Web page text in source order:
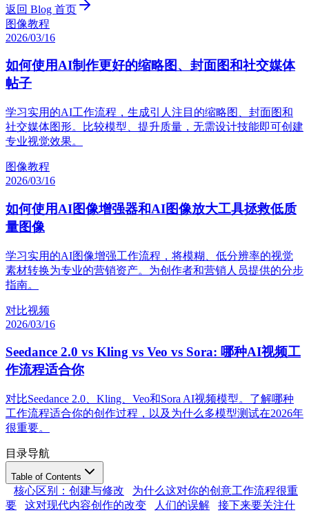
返回 Blog 首页
图像教程
2026/03/16
如何使用AI制作更好的缩略图、封面图和社交媒体
帖子
学习实用的AI工作流程，生成引人注目的缩略图、封面图和
社交媒体图形。比较模型、提升质量，无需设计技能即可创建
专业视觉效果。
图像教程
2026/03/16
如何使用AI图像增强器和AI图像放大工具拯救低质
量图像
学习实用的AI图像增强工作流程，将模糊、低分辨率的视觉
素材转换为专业的营销资产。为创作者和营销人员提供的分步
指南。
对比视频
2026/03/16
Seedance 2.0 vs Kling vs Veo vs Sora: 哪种AI视频工
作流程适合你
对比Seedance 2.0、Kling、Veo和Sora AI视频模型。了解哪种
工作流程适合你的创作过程，以及为什么多模型测试在2026年
很重要。
目录导航
Table of Contents
核心区别：创建与修改
为什么这对你的创意工作流程很重
要
这对现代内容创作的改变 人们的误解
接下来要关注什